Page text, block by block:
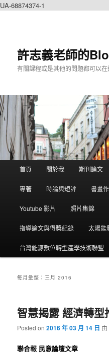
UA-68874374-1
許志義老師的
有關課程或是其他的問題都可以
跳到主內容
跳到第二內容
首頁 關於我 期刊論文
專著 時論與短評 書畫
Youtube 影片 照片集錦
指導論文與得獎紀錄 太陽能
台灣能源數位轉型產學技術聯盟
每月彙整：三月 2016
智慧揭露 經濟轉型
Posted on2016 年 03 月 14 日 由
聯合報 民意論壇文章